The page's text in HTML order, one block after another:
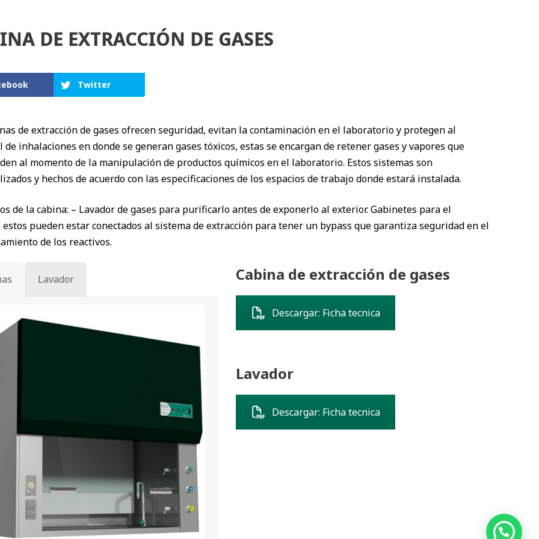
DE EXTRACCIÓN DE GASES
Twitter
de extracción de gases ofrecen seguridad, evitan la contaminación en el laboratorio y protegen al
de inhalaciones en donde se generan gases tóxicos, estas se encargan de retener gases y vapores que
al momento de la manipulación de productos químicos en el laboratorio. Estos sistemas son
y hechos de acuerdo con las especificaciones de los espacios de trabajo donde estará instalada.
de la cabina: – Lavador de gases para purificarlo antes de exponerlo al exterior. Gabinetes para el
estos pueden estar conectados al sistema de extracción para tener un bypass que garantiza seguridad en el
de los reactivos.
Lavador Cabina de extracción de gases
Descargar: Ficha tecnica
Lavador
Descargar: Ficha tecnica